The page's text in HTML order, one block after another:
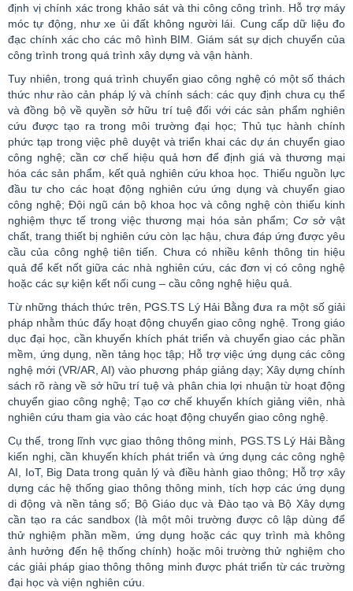
định vị chính xác trong khảo sát và thi công công trình. Hỗ trợ máy
móc tự động, như xe ủi đất không người lái. Cung cấp dữ liệu đo
đạc chính xác cho các mô hình BIM. Giám sát sự dịch chuyển của
công trình trong quá trình xây dựng và vận hành.
Tuy nhiên, trong quá trình chuyển giao công nghệ có một số thách
thức như rào cản pháp lý và chính sách: các quy định chưa cụ thể
và đồng bộ về quyền sở hữu trí tuệ đối với các sản phẩm nghiên
cứu được tạo ra trong môi trường đại học; Thủ tục hành chính
phức tạp trong việc phê duyệt và triển khai các dự án chuyển giao
công nghệ; cần cơ chế hiệu quả hơn để định giá và thương mại
hóa các sản phẩm, kết quả nghiên cứu khoa học. Thiếu nguồn lực
đầu tư cho các hoạt động nghiên cứu ứng dụng và chuyển giao
công nghệ; Đội ngũ cán bộ khoa học và công nghệ còn thiếu kinh
nghiệm thực tế trong việc thương mại hóa sản phẩm; Cơ sở vật
chất, trang thiết bị nghiên cứu còn lạc hậu, chưa đáp ứng được yêu
cầu của công nghệ tiên tiến. Chưa có nhiều kênh thông tin hiệu
quả để kết nốt giữa các nhà nghiên cứu, các đơn vị có công nghệ
hoặc các sự kiện kết nối cung – cầu công nghệ hiệu quả.
Từ những thách thức trên, PGS.TS Lý Hải Bằng đưa ra một số giải
pháp nhằm thúc đẩy hoạt động chuyển giao công nghệ. Trong giáo
dục đại học, cần khuyến khích phát triển và chuyển giao các phần
mềm, ứng dụng, nền tảng học tập; Hỗ trợ việc ứng dụng các công
nghệ mới (VR/AR, AI) vào phương pháp giảng dạy; Xây dựng chính
sách rõ ràng về sở hữu trí tuệ và phân chia lợi nhuận từ hoạt động
chuyển giao công nghệ; Tạo cơ chế khuyến khích giảng viên, nhà
nghiên cứu tham gia vào các hoạt động chuyển giao công nghệ.
Cụ thể, trong lĩnh vực giao thông thông minh, PGS.TS Lý Hải Bằng
kiến nghị, cần khuyến khích phát triển và ứng dụng các công nghệ
AI, IoT, Big Data trong quản lý và điều hành giao thông; Hỗ trợ xây
dựng các hệ thống giao thông thông minh, tích hợp các ứng dụng
di động và nền tảng số; Bộ Giáo dục và Đào tạo và Bộ Xây dựng
cần tạo ra các sandbox (là một môi trường được cô lập dùng để
thử nghiệm phần mềm, ứng dụng hoặc các quy trình mà không
ảnh hưởng đến hệ thống chính) hoặc môi trường thử nghiệm cho
các giải pháp giao thông thông minh được phát triển từ các trường
đại học và viện nghiên cứu.